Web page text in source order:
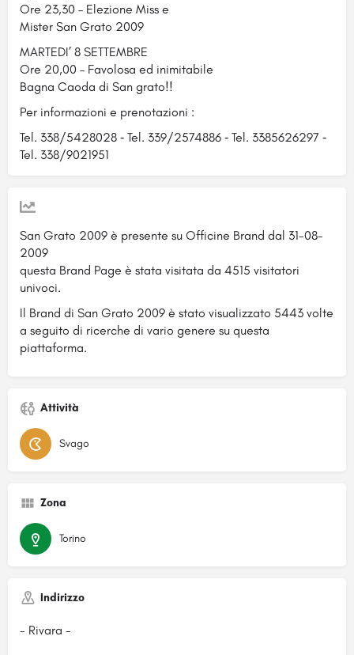
Ore 23,30 – Elezione Miss e
Mister San Grato 2009
MARTEDI’ 8 SETTEMBRE
Ore 20,00 – Favolosa ed inimitabile
Bagna Caoda di San grato!!
Per informazioni e prenotazioni :
Tel. 338/5428028 ‐ Tel. 339/2574886 ‐ Tel. 3385626297 ‐
Tel. 338/9021951
San Grato 2009 è presente su Officine Brand dal 31-08-
2009
questa Brand Page è stata visitata da 4515 visitatori
univoci.
Il Brand di San Grato 2009 è stato visualizzato 5443 volte
a seguito di ricerche di vario genere su questa
piattaforma.
Attività
Svago
Zona
Torino
Indirizzo
- Rivara -